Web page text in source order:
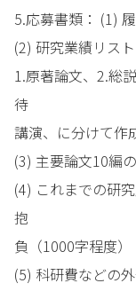
5.応募書類： (1)
(2) 研究業績リス
1.原著論文、2.総
待
講演、に分けて作
(3) 主要論文10編
(4) これまでの研
抱
負（1000字程度）
(5) 科研費などの